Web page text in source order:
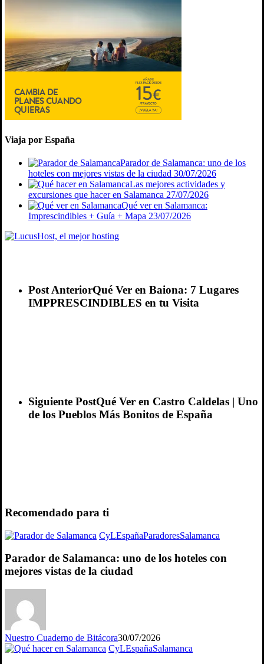
Viaja por España
Parador de Salamanca: uno de los
hoteles con mejores vistas de la ciudad 30/07/2026
Las mejores actividades y
excursiones que hacer en Salamanca 27/07/2026
Qué ver en Salamanca:
Imprescindibles + Guía + Mapa 23/07/2026
Post AnteriorQué Ver en Baiona: 7 Lugares
IMPPRESCINDIBLES en tu Visita
Siguiente PostQué Ver en Castro Caldelas | Uno
de los Pueblos Más Bonitos de España
Recomendado para ti
CyLEspañaParadoresSalamanca
Parador de Salamanca: uno de los hoteles con
mejores vistas de la ciudad
Nuestro Cuaderno de Bitácora30/07/2026
CyLEspañaSalamanca